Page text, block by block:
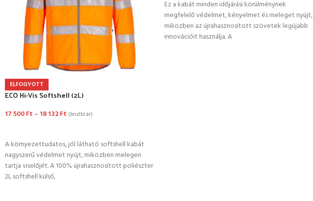
ELFOGYOTT
ECO Hi-Vis Softshell (2L)
17 500Ft – 18 132Ft (bruttó ár)
A környezettudatos, jól látható softshell kabát
nagyszerű védelmet nyújt, miközben melegen
tartja viselőjét. A 100% újrahasznosított poliészter
2L softshell külső,
Ez a kabát minden időjárási körülménynek
megfelelő védelmet, kényelmet és meleget nyújt,
miközben az újrahasznosított szövetek legújabb
innovációit használja. A